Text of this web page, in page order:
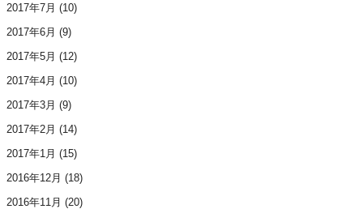
2017年7月 (10)
2017年6月 (9)
2017年5月 (12)
2017年4月 (10)
2017年3月 (9)
2017年2月 (14)
2017年1月 (15)
2016年12月 (18)
2016年11月 (20)